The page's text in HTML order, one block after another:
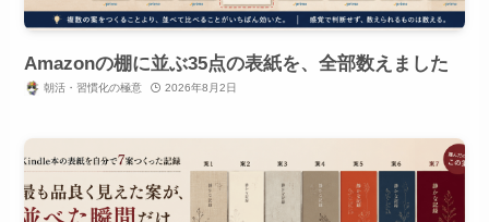
Amazonの棚に並ぶ35点の表紙を、全部数えました
朝活・習慣化の極意 2026年8月2日